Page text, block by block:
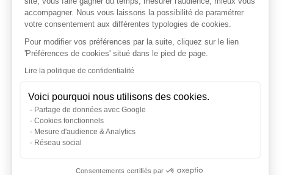
accompagner. Nous vous laissons la possibilité de paramétrer
votre consentement aux différentes typologies de cookies.
Pour modifier vos préférences par la suite, cliquez sur le lien
'Préférences de cookies' situé dans le pied de page.
Lire la politique de confidentialité
Voici pourquoi nous utilisons des cookies.
Partage de données avec Google
Cookies fonctionnels
Mesure d'audience & Analytics
Réseau social
Consentements certifiés par